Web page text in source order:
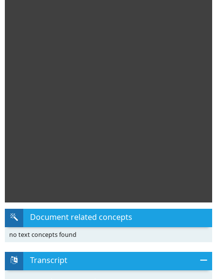
Document related concepts
no text concepts found
Transcript